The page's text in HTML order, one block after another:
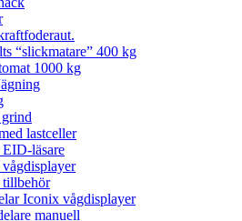
“slickmatare” 400 kg
1000 kg
lastceller
läsare
tillbehör
Iconix vågdisplayer
manuell